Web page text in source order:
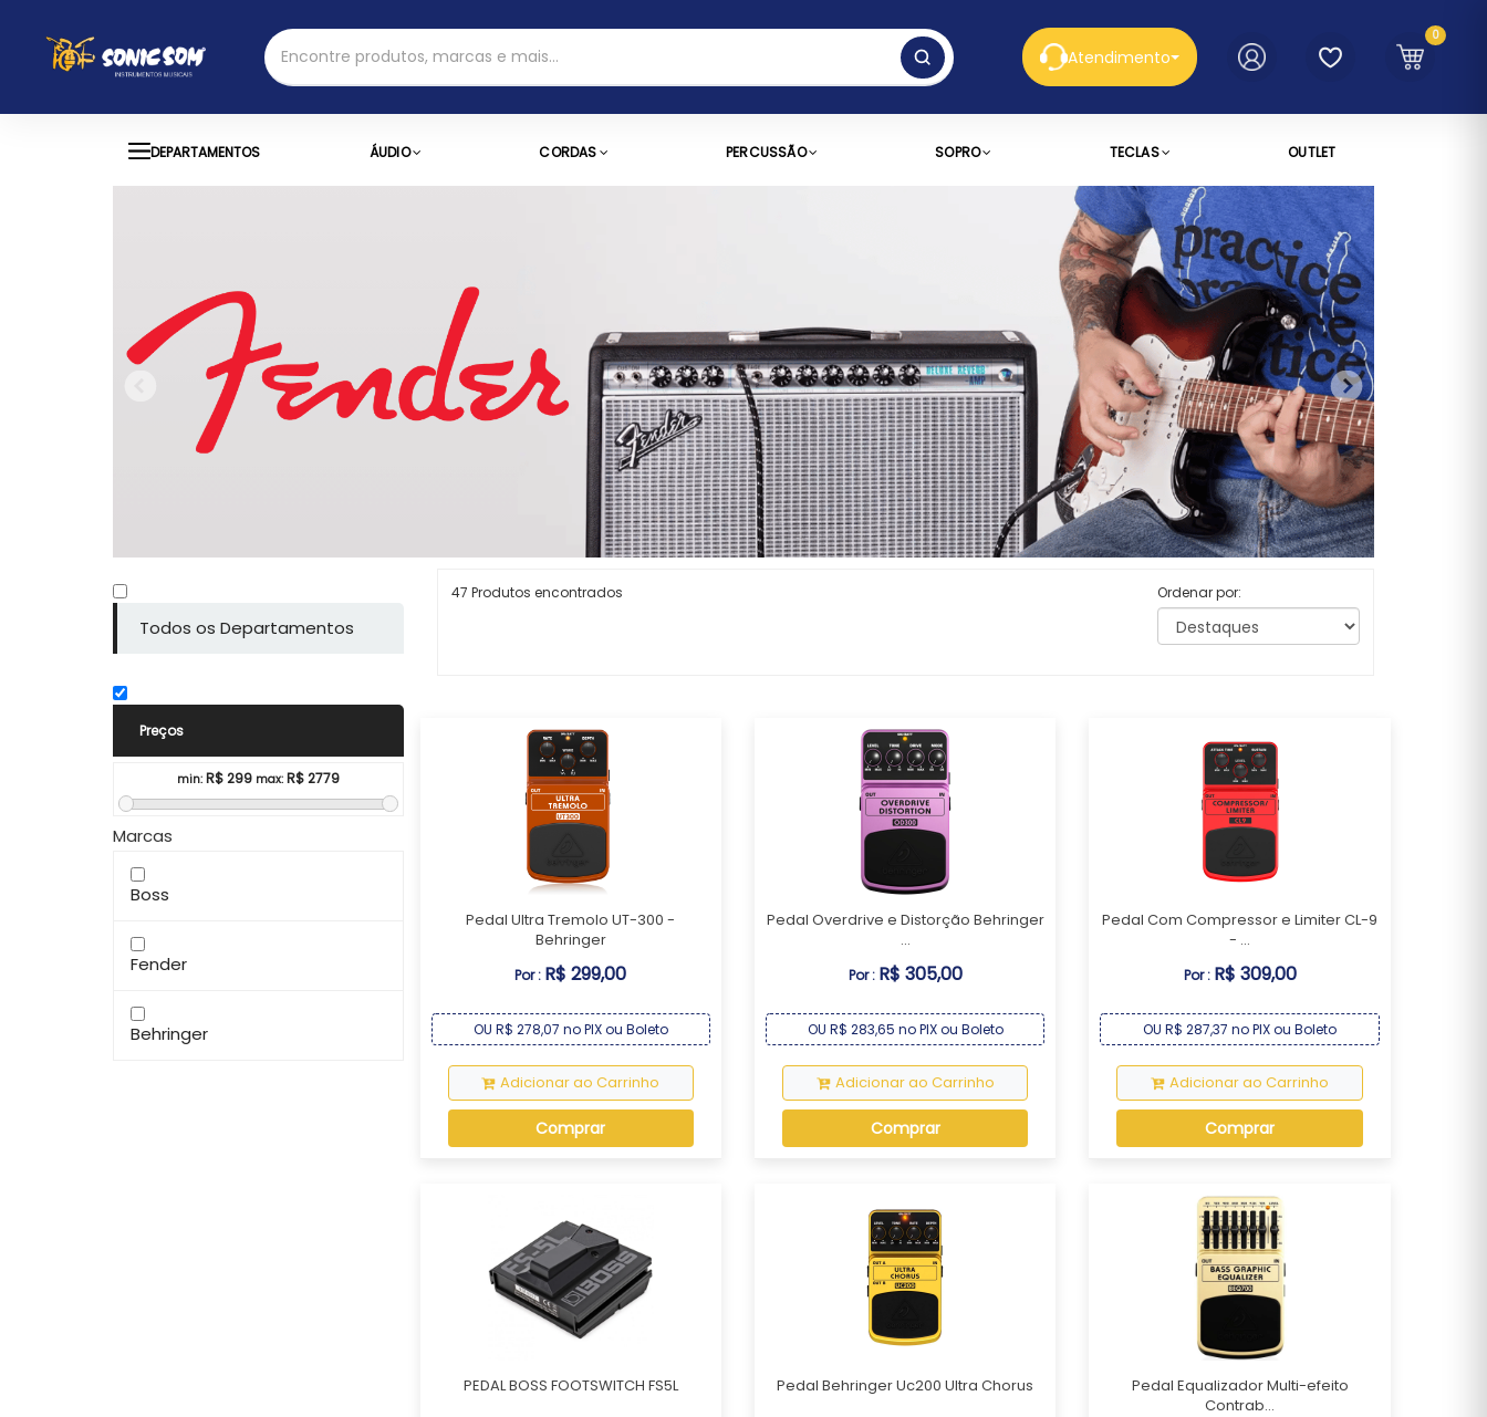
Atendimento
0
DEPARTAMENTOS ÁUDIO CORDAS PERCUSSÃO SOPRO TECLAS OUTLET
Todos os Departamentos
Preços
min: R$299 max: R$2779
Marcas
Boss
Fender
Behringer
47 Produtos encontrados Ordenar por:
Pedal Ultra Tremolo UT-300 -
Behringer
Por : R$ 299,00
OU R$ 278,07 no PIX ou Boleto
Adicionar ao Carrinho
Comprar
Pedal Overdrive e Distorção Behringer
...
Por : R$ 305,00
OU R$ 283,65 no PIX ou Boleto
Adicionar ao Carrinho
Comprar
Pedal Com Compressor e Limiter CL-9
- ...
Por : R$ 309,00
OU R$ 287,37 no PIX ou Boleto
Adicionar ao Carrinho
Comprar
PEDAL BOSS FOOTSWITCH FS5L Pedal Behringer Uc200 Ultra Chorus
Pedal Equalizador Multi-efeito
Contrab...